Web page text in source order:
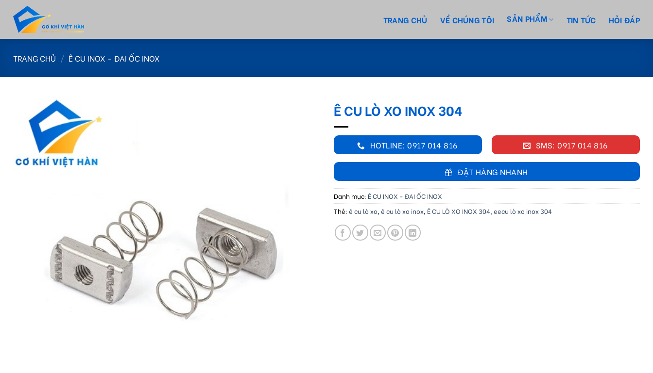
content
TRANG CHỦ VỀ CHÚNG TÔI SẢN PHẨM TIN TỨC HỎI ĐÁP
TRANG CHỦ / Ê CU INOX - ĐAI ỐC INOX
Ê CU LÒ XO INOX 304
HOTLINE: 0917 014 816 SMS: 0917 014 816
ĐẶT HÀNG NHANH
Danh mục: Ê CU INOX - ĐAI ỐC INOX
Thẻ: ê cu lò xo, ê cu lò xo inox, Ê CU LÒ XO INOX 304, eecu lò xo inox 304